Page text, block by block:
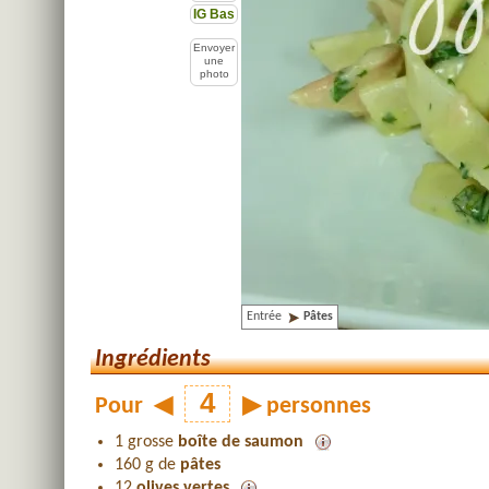
IG Bas
Envoyer
une
photo
Entrée Pâtes
Ingrédients
Pour ◀ ▶ personnes
1 grosse boîte de saumon
160 g de pâtes